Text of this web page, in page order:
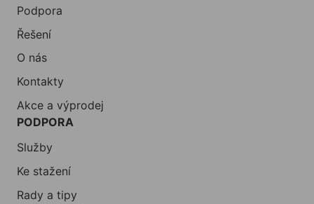
Podpora
Řešení
O nás
Kontakty
Akce a výprodej
PODPORA
Služby
Ke stažení
Rady a tipy